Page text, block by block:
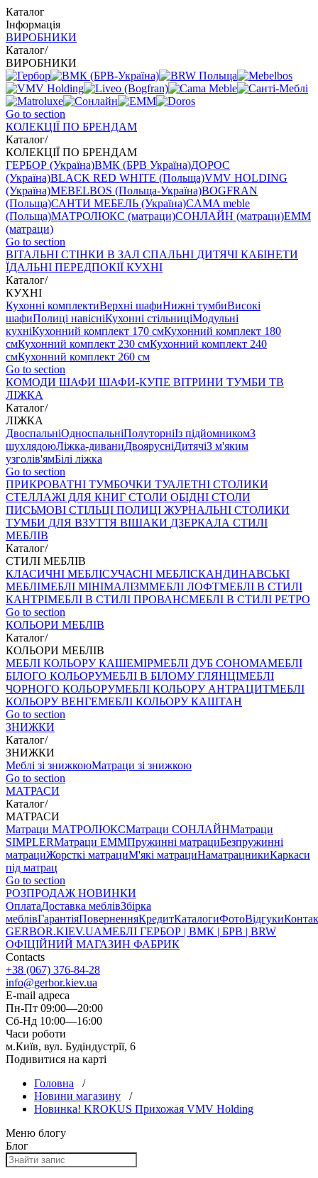
Каталог
Інформація
ВИРОБНИКИ
Каталог/
ВИРОБНИКИ
Go to section
КОЛЕКЦІЇ ПО БРЕНДАМ
Каталог/
КОЛЕКЦІЇ ПО БРЕНДАМ
ГЕРБОР (Україна)ВМК (БРВ Україна)ДОРОС
(Україна)BLACK RED WHITE (Польща)VMV HOLDING
(Україна)MEBELBOS (Польща-Україна)BOGFRAN
(Польща)САНТИ МЕБЕЛЬ (Україна)CAMA meble
(Польща)МАТРОЛЮКС (матраци)СОНЛАЙН (матраци)EMM
(матраци)
Go to section
ВIТАЛЬНI СТІНКИ В ЗАЛ СПАЛЬНІ ДИТЯЧІ КАБІНЕТИ
ЇДАЛЬНI ПЕРЕДПОКІЇ КУХНІ
Каталог/
КУХНІ
Кухонні комплектиВерхні шафиНижні тумбиВисокі
шафиПолиці навісніКухонні стільниціМодульні
кухніКухонний комплект 170 смКухонний комплект 180
смКухонний комплект 230 смКухонний комплект 240
смКухонний комплект 260 см
Go to section
КОМОДИ ШАФИ ШАФИ-КУПЕ ВІТРИНИ ТУМБИ ТВ
ЛІЖКА
Каталог/
ЛІЖКА
ДвоспальніОдноспальніПолуторніІз підйомникомЗ
шухлядоюЛіжка-диваниДвоярусніДитячіЗ м'яким
узголів'ямБілі ліжка
Go to section
ПРИКРОВАТНІ ТУМБОЧКИ ТУАЛЕТНІ СТОЛИКИ
СТЕЛЛАЖІ ДЛЯ КНИГ СТОЛИ ОБІДНІ СТОЛИ
ПИСЬМОВІ СТІЛЬЦI ПОЛИЦІ ЖУРНАЛЬНІ СТОЛИКИ
ТУМБИ ДЛЯ ВЗУТТЯ ВІШАКИ ДЗЕРКАЛА СТИЛІ
МЕБЛІВ
Каталог/
СТИЛІ МЕБЛІВ
КЛАСИЧНІ МЕБЛІСУЧАСНІ МЕБЛІСКАНДИНАВСЬКІ
МЕБЛІМЕБЛІ МІНІМАЛІЗММЕБЛІ ЛОФТМЕБЛІ В СТИЛІ
КАНТРІМЕБЛІ В СТИЛІ ПРОВАНСМЕБЛІ В СТИЛІ РЕТРО
Go to section
КОЛЬОРИ МЕБЛІВ
Каталог/
КОЛЬОРИ МЕБЛІВ
МЕБЛІ КОЛЬОРУ КАШЕМІРМЕБЛІ ДУБ СОНОМАМЕБЛІ
БІЛОГО КОЛЬОРУМЕБЛІ В БІЛОМУ ГЛЯНЦІМЕБЛІ
ЧОРНОГО КОЛЬОРУМЕБЛІ КОЛЬОРУ АНТРАЦИТМЕБЛІ
КОЛЬОРУ ВЕНГЕМЕБЛІ КОЛЬОРУ КАШТАН
Go to section
ЗНИЖКИ
Каталог/
ЗНИЖКИ
Меблі зі знижкоюМатраци зі знижкою
Go to section
МАТРАСИ
Каталог/
МАТРАСИ
Матраци МАТРОЛЮКСМатраци СОНЛАЙНМатраци
SIMPLERМатраци ЕММПружинні матрациБезпружинні
матрациЖорсткі матрациМ'які матрациНаматрацникиКаркаси
під матрац
Go to section
РОЗПРОДАЖ НОВИНКИ
ОплатаДоставка меблівЗбірка
меблівГарантіяПоверненняКредитКаталогиФотоВідгуки
GERBOR.KIEV.UAМЕБЛI ГЕРБОР | ВМК | БРВ | BRW
ОФІЦІЙНИЙ МАГАЗИН ФАБРИК
Contacts
+38 (067) 376-84-28
info@gerbor.kiev.ua
E-mail адреса
Пн-Пт 09:00—20:00
Сб-Нд 10:00—16:00
Часи роботи
м.Київ, вул. Будіндустрії, 6
Подивитися на карті
Головна /
Новини магазину /
Новинка! KROKUS Прихожая VMV Holding
Меню блогу
Блог